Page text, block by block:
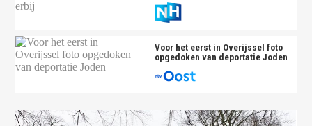
Voor het eerst in Overijssel foto
opgedoken van deportatie Joden